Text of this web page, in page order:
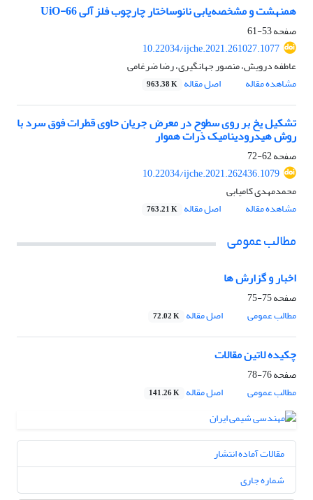
همنهشت و مشخصه‌یابی نانوساختار چارچوب فلز آلی UiO-66
صفحه53-61
10.22034/ijche.2021.261027.1077
عاطفه درویش، منصور جهانگیری، رضا ضرغامی
مشاهده مقاله
اصل مقاله 963.38 K
تشکیل یخ بر روی سطوح در معرض جریان حاوی قطرات فوق سرد با
روش هیدرودینامیک ذرات هموار
صفحه62-72
10.22034/ijche.2021.262436.1079
محمدمهدی کامیابی
مشاهده مقاله
اصل مقاله 763.21 K
مطالب عمومی
اخبار و گزارش ها
صفحه75-75
مطالب عمومی
اصل مقاله 72.02 K
چکیده لاتین مقالات
صفحه76-78
مطالب عمومی
اصل مقاله 141.26 K
مقالات آماده انتشار
شماره جاری